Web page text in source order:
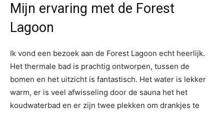
Mijn ervaring met de Forest
Lagoon
Ik vond een bezoek aan de Forest Lagoon echt heerlijk.
Het thermale bad is prachtig ontworpen, tussen de
bomen en het uitzicht is fantastisch. Het water is lekker
warm, er is veel afwisseling door de sauna het het
koudwaterbad en er zijn twee plekken om drankjes te